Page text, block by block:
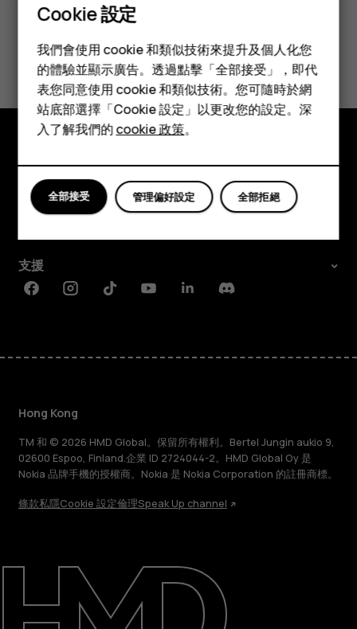
智慧型手機
功能型手機
配件
平板電腦
關於
維修、循環再用、回收再造
支援
您認為這有幫助嗎？
是 否
探索
關於
支援
FacebookInstagramTiktokYoutubeLinkedinDiscord
Hong Kong
TM 和 © 2026 HMD Global。保留所有權利。Bertel Jungin aukio 9,
02600 Espoo, Finland.企業 ID 2724044-2。HMD Global Oy 是
Nokia 品牌手機的授權商。Nokia 是 Nokia Corporation 的註冊商標。
條款私隱Cookie 設定倫理Speak Up channel
Cookie 設定
我們會使用 cookie 和類似技術來提升及個人化您
的體驗並顯示廣告。透過點擊「全部接受」，即代
表您同意使用 cookie 和類似技術。您可隨時於網
站底部選擇「Cookie 設定」以更改您的設定。深
入了解我們的cookie 政策。
全部拒絕
管理偏好設定
全部接受